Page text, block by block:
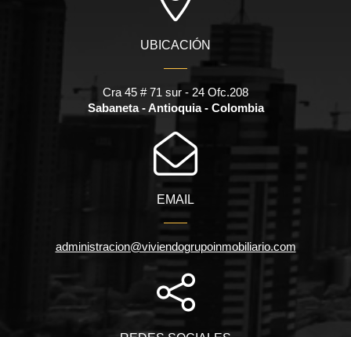
UBICACIÓN
Cra 45 # 71 sur - 24 Ofc.208
Sabaneta - Antioquia - Colombia
EMAIL
administracion@viviendogrupoinmobiliario.com